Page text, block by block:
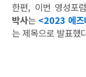
한편, 이번 영성포
박사는 <2023 에즈
는 제목으로 발표했